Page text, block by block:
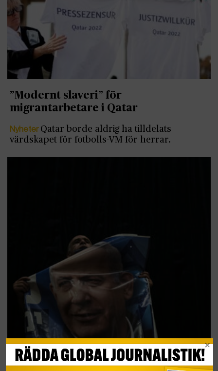
”Modernt slaveri” för
migrantarbetare i Qatar
Nyheter Qatar borde aldrig ha tilldelats
värdskapet för fotbolls-VM för herrar.